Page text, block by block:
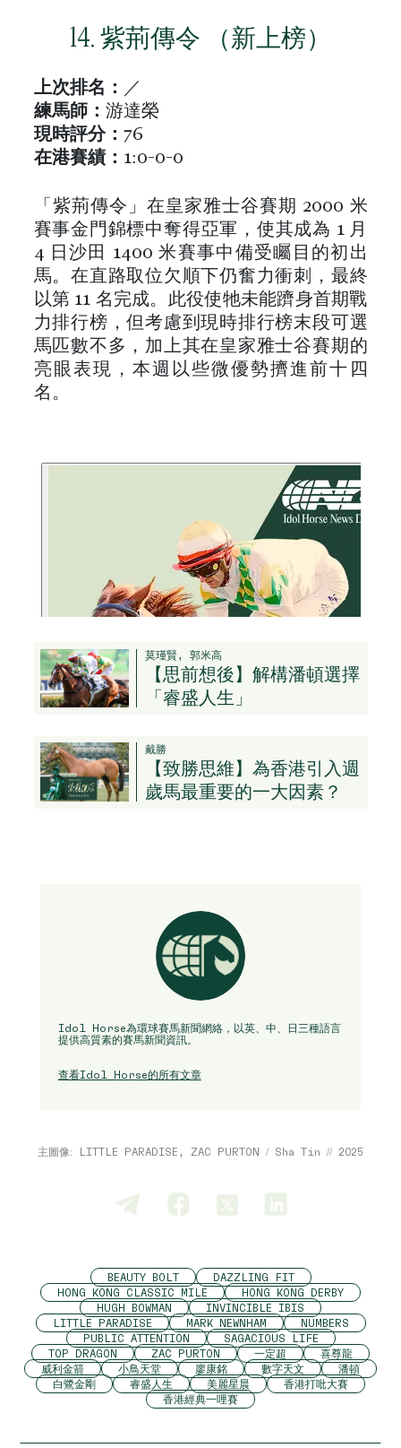
14. 紫荊傳令 （新上榜）
上次排名： ／
練馬師： 游達榮
現時評分： 76
在港賽績： 1:0-0-0
「紫荊傳令」在皇家雅士谷賽期 2000 米
賽事金門錦標中奪得亞軍，使其成為 1 月
4 日沙田 1400 米賽事中備受矚目的初出
馬。在直路取位欠順下仍奮力衝刺，最終
以第 11 名完成。此役使牠未能躋身首期戰
力排行榜，但考慮到現時排行榜末段可選
馬匹數不多，加上其在皇家雅士谷賽期的
亮眼表現，本週以些微優勢擠進前十四
名。
莫瑾賢, 郭米高
【思前想後】解構潘頓選擇
「睿盛人生」
戴勝
【致勝思維】為香港引入週
歲馬最重要的一大因素？
Idol Horse為環球賽馬新聞網絡，以英、中、日三種語言
提供高質素的賽馬新聞資訊。
查看Idol Horse的所有文章
主圖像: LITTLE PARADISE, ZAC PURTON / Sha Tin // 2025
BEAUTY BOLT
DAZZLING FIT
HONG KONG CLASSIC MILE
HONG KONG DERBY
HUGH BOWMAN
INVINCIBLE IBIS
LITTLE PARADISE
MARK NEWNHAM
NUMBERS
PUBLIC ATTENTION
SAGACIOUS LIFE
TOP DRAGON
ZAC PURTON 一定超
喜尊龍
威利金箭
小鳥天堂 廖康銘 數字天文
潘頓
白鷺金剛
睿盛人生 美麗星晨
香港打吡大賽
香港經典一哩賽